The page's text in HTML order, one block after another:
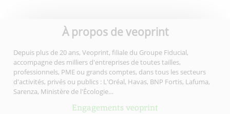
À propos de veoprint
Depuis plus de 20 ans, Veoprint, filiale du Groupe Fiducial,
accompagne des milliers d'entreprises de toutes tailles,
professionnels, PME ou grands comptes, dans tous les secteurs
d'activités, privés ou publics : L'Oréal, Havas, BNP Fortis, Lafuma,
Sarenza, Ministère de l'Écologie…
Engagements veoprint